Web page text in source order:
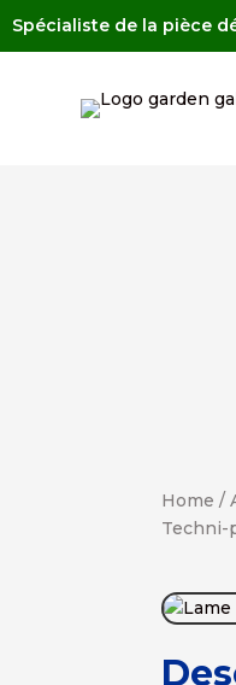
Spécialiste de la pièce
Home /
Techni-